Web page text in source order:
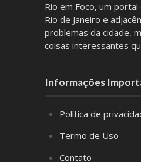
Rio em Foco, um
Rio de Janeiro e
problemas da cidade,
coisas interessantes
Informações
Política de
Termo de Uso
Contato